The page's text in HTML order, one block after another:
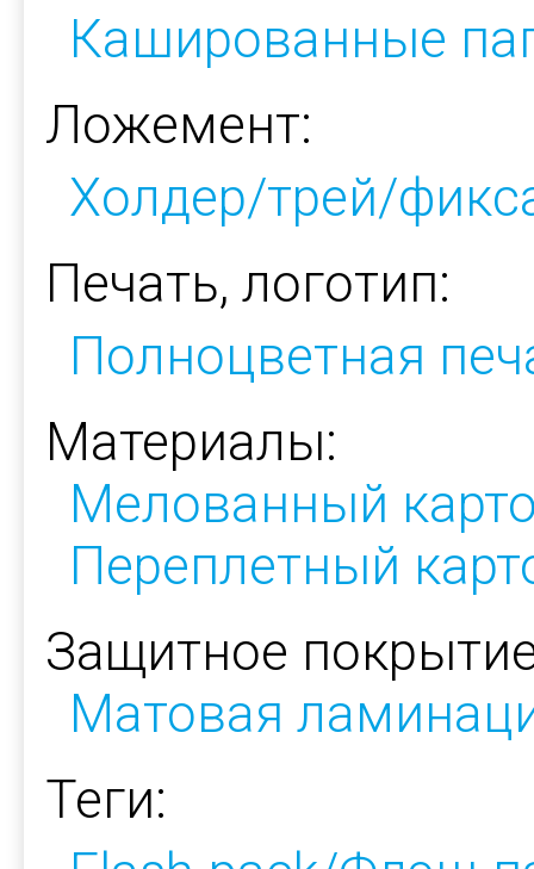
Кашированные
Ложемент:
Холдер/трей/
Печать, логотип:
Полноцветная
Материалы:
Мелованный
Переплетный
Защитное
Матовая
Теги: